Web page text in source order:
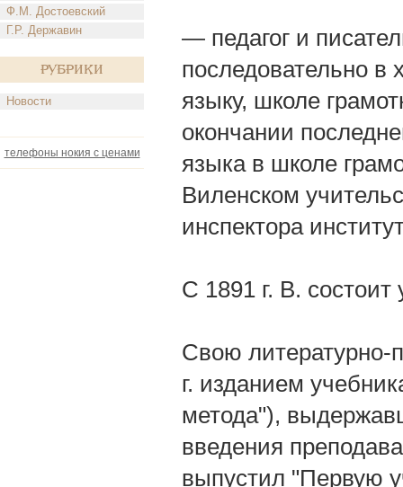
Ф.М. Достоевский
Г.Р. Державин
Рубрики
Новости
телефоны нокия с ценами
— педагог и
последовательно в
языку, школе
окончании
языка в школе
Виленском
инспектора
С 1891 г. В.
Свою литературно-
г. изданием
метода"),
введения
выпустил "Первую